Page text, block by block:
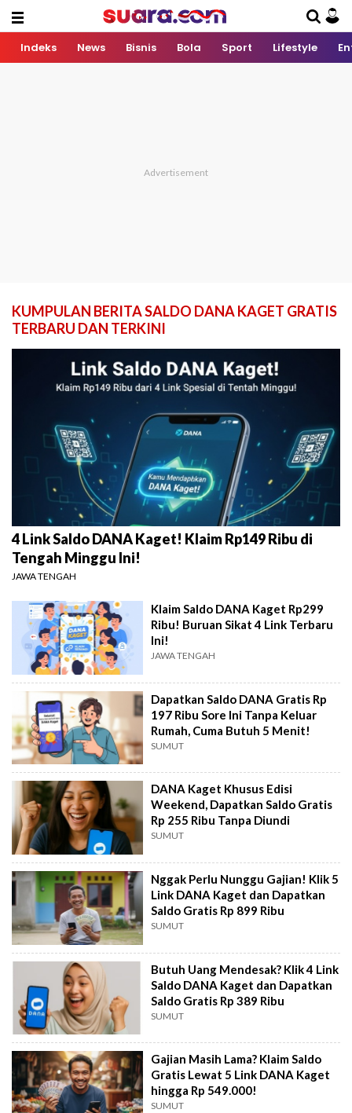
Indeks News Bisnis Bola Sport Lifestyle
KUMPULAN BERITA SALDO DANA KAGET GRATIS
TERBARU DAN TERKINI
4 Link Saldo DANA Kaget! Klaim Rp149 Ribu di
Tengah Minggu Ini!
JAWA TENGAH
Klaim Saldo DANA Kaget Rp299
Ribu! Buruan Sikat 4 Link Terbaru
Ini!
JAWA TENGAH
Dapatkan Saldo DANA Gratis Rp
197 Ribu Sore Ini Tanpa Keluar
Rumah, Cuma Butuh 5 Menit!
SUMUT
DANA Kaget Khusus Edisi
Weekend, Dapatkan Saldo Gratis
Rp 255 Ribu Tanpa Diundi
SUMUT
Nggak Perlu Nunggu Gajian! Klik 5
Link DANA Kaget dan Dapatkan
Saldo Gratis Rp 899 Ribu
SUMUT
Butuh Uang Mendesak? Klik 4 Link
Saldo DANA Kaget dan Dapatkan
Saldo Gratis Rp 389 Ribu
SUMUT
Gajian Masih Lama? Klaim Saldo
Gratis Lewat 5 Link DANA Kaget
hingga Rp 549.000!
SUMUT